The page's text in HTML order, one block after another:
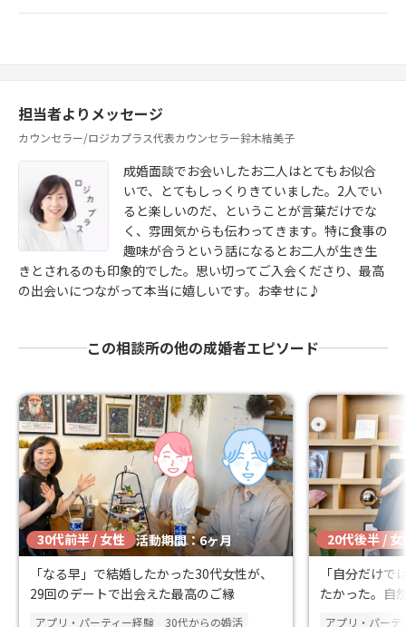
担当者よりメッセージ
カウンセラー/ロジカプラス代表カウンセラー鈴木結美子
成婚面談でお会いしたお二人はとてもお似合
いで、とてもしっくりきていました。2人でい
ると楽しいのだ、ということが言葉だけでな
く、雰囲気からも伝わってきます。特に食事の
趣味が合うという話になるとお二人が生き生
きとされるのも印象的でした。思い切ってご入会くださり、最高
の出会いにつながって本当に嬉しいです。お幸せに♪
この相談所の他の成婚者エピソード
30代前半 / 女性 活動期間：6ヶ月
「なる早」で結婚したかった30代女性が、
29回のデートで出会えた最高のご縁
アプリ・パーティー経験 30代からの婚活
20代後半 / 女
「自分だけ
たかった。自
婚退会
アプリ・パーテ